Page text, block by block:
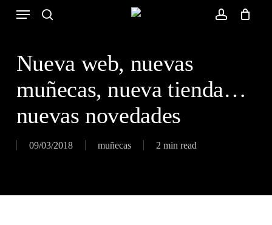
Menu
Nueva web, nuevas
muñecas, nueva tienda…
nuevas novedades
09/03/2018 muñecas 2 min read